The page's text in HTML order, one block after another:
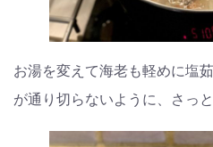
お湯を変えて海老も軽めに塩
が通り切らないように、さっと